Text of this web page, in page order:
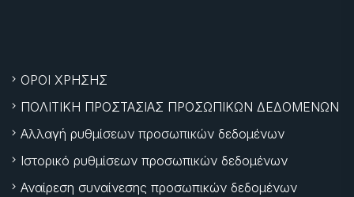
ΟΡΟΙ ΧΡΗΣΗΣ
ΠΟΛΙΤΙΚΗ ΠΡΟΣΤΑΣΙΑΣ ΠΡΟΣΩΠΙΚΩΝ ΔΕΔΟΜΕΝΩΝ
Αλλαγή ρυθμίσεων προσωπικών δεδομένων
Ιστορικό ρυθμίσεων προσωπικών δεδομένων
Αναίρεση συναίνεσης προσωπικών δεδομένων